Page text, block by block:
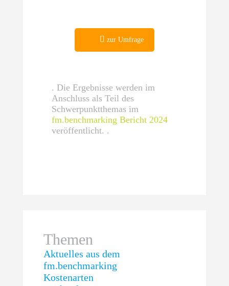
zur Umfrage
. Die Ergebnisse werden im
Anschluss als Teil des
Schwerpunktthemas im
fm.benchmarking Bericht 2024
veröffentlicht. .
Themen
Aktuelles aus dem
fm.benchmarking
Kostenarten